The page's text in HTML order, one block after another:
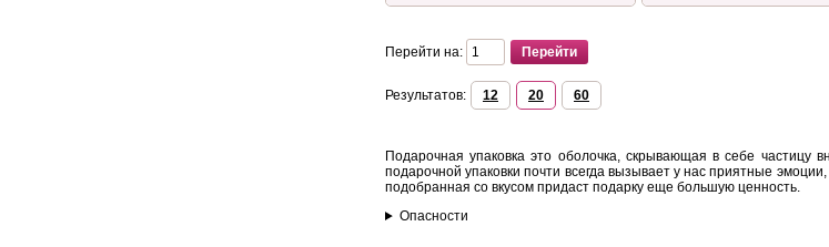
Перейти на:
Результатов: 12 20 60
Подарочная упаковка это оболочка, скрывающая в себе
подарочной упаковки почти всегда вызывает у нас приятные
подобранная со вкусом придаст подарку еще большую ценность.
Опасности